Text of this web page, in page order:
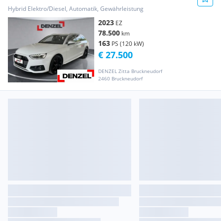
Hybrid Elektro/Diesel, Automatik, Gewährleistung
2023 EZ
78.500 km
163 PS (120 kW)
DENZEL Zitta Bruckneudorf
2460 Bruckneudorf
€ 27.500